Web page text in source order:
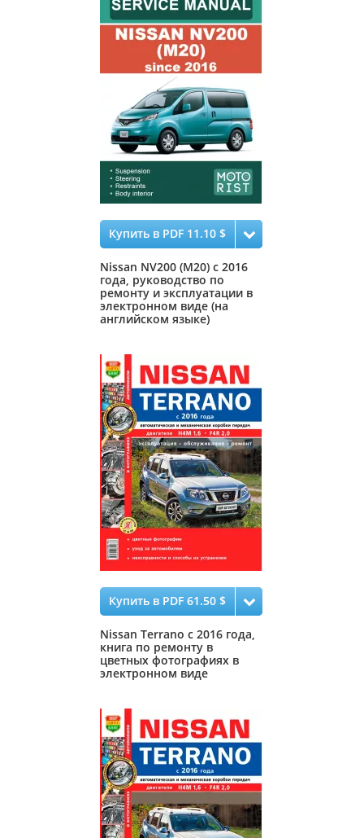
Купить в PDF 11.10 $
Nissan NV200 (M20) с 2016
года, руководство по
ремонту и эксплуатации в
электронном виде (на
английском языке)
Купить в PDF 61.50 $
Nissan Terrano с 2016 года,
книга по ремонту в
цветных фотографиях в
электронном виде